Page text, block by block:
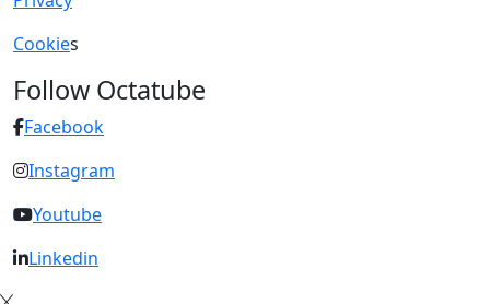
Cookies
Follow Octatube
Facebook
Instagram
Youtube
Linkedin